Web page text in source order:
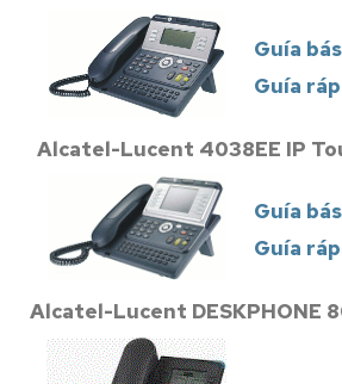
Guía
Guía
Alcatel-Lucent 4038EE IP
Guía
Guía
Alcatel-Lucent DESKPHONE